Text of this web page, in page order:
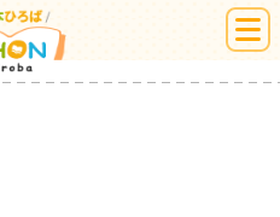
絵本ひろば